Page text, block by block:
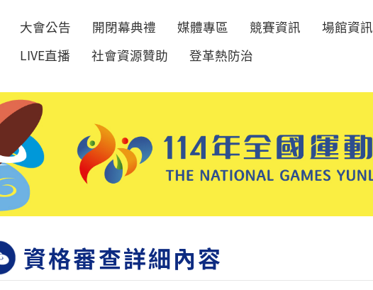
大會公告 開閉幕典禮 媒體專區 競賽資訊 場館資訊
LIVE直播 社會資源贊助 登革熱防治
資格審查詳細內容